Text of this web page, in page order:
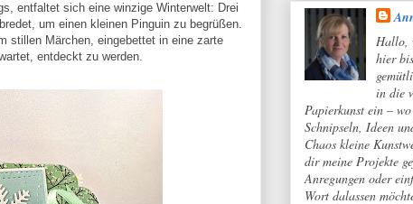
entfaltet sich eine winzige Winterwelt: Drei
um einen kleinen Pinguin zu begrüßen.
stillen Märchen, eingebettet in eine zarte
entdeckt zu werden.
Hallo,
hier
in die
Papierkunst ein –
Schnipseln, Ideen
Chaos kleine
dir meine Projekte
Anregungen oder
Wort dalassen